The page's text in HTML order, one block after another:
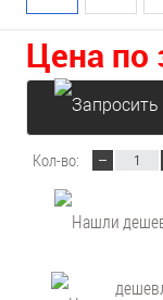
Цена по
Кол-во: